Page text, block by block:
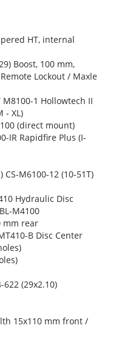
HT, internal
Boost, 100 mm,
Lockout / Maxle
M8100-1 Hollowtech II
- XL)
(direct mount)
IR Rapidfire Plus (I-
CS-M6100-12 (10-51T)
Hydraulic Disc
M4100
mm rear
B Disc Center
622 (29x2.10)
15x110 mm front /